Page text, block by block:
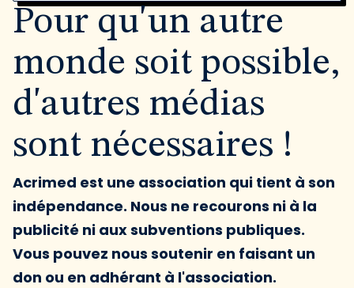
Pour qu'un autre
monde soit possible,
d'autres médias
sont nécessaires !
Acrimed est une association qui tient à son
indépendance. Nous ne recourons ni à la
publicité ni aux subventions publiques.
Vous pouvez nous soutenir en faisant un
don ou en adhérant à l'association.